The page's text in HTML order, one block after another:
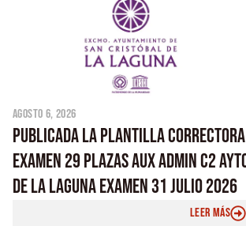
agosto 6, 2026
PUBLICADA LA PLANTILLA CORRECTORA
EXAMEN 29 PLAZAS AUX ADMIN C2
DE LA LAGUNA EXAMEN 31 JULIO 2026
LEER MÁS